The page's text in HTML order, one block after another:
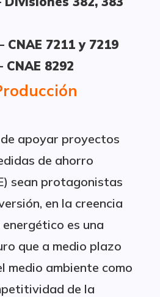
CNAE 7211 y 7219
CNAE 8292
apoyar proyectos
de ahorro
sean protagonistas
en la creencia
es una
que a medio plazo
medio ambiente como
de la